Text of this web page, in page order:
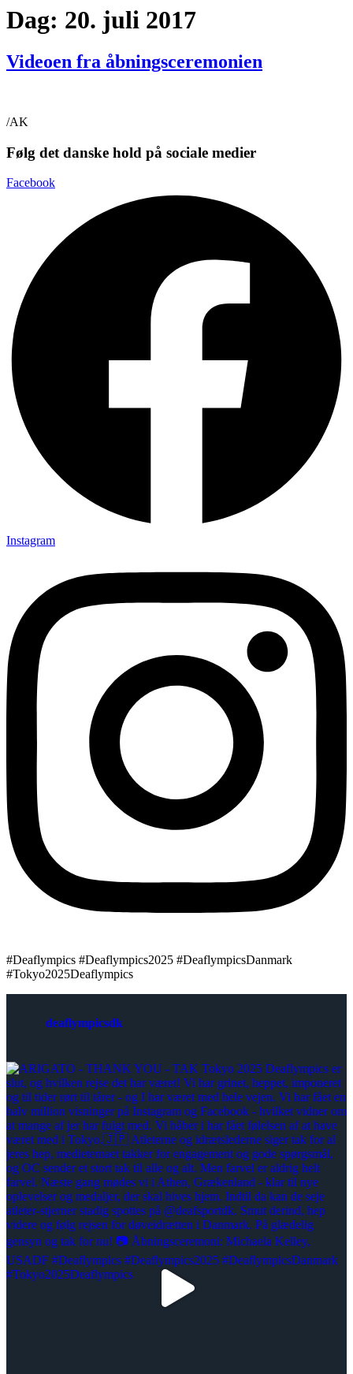
Dag: 20. juli 2017
Videoen fra åbningsceremonien
/AK
Følg det danske hold på sociale medier
Facebook
Instagram
#Deaflympics #Deaflympics2025 #DeaflympicsDanmark
#Tokyo2025Deaflympics
deaflympicsdk